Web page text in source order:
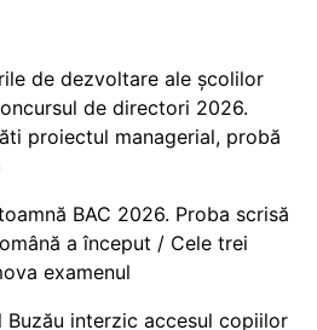
de dezvoltare ale școlilor
de directori 2026.
proiectul managerial, probă
BAC 2026. Proba scrisă
a început / Cele trei
examenul
interzic accesul copiilor